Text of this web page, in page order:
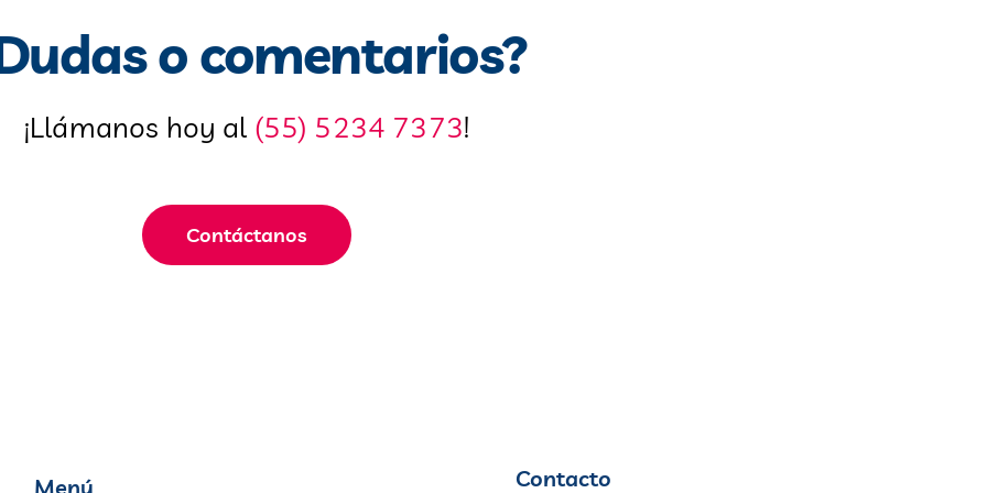
o comentarios?
¡Llámanos hoy al (55) 5234 7373!
Contáctanos
Menú Contacto